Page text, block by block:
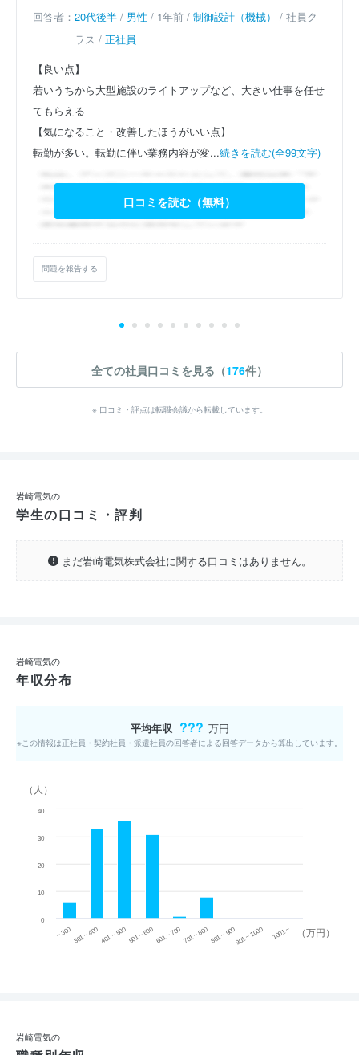
回答者： 20代後半 / 男性 / 1年前 / 制御設計（機械）
/ 社員ク
ラス / 正社員
【良い点】
若いうちから大型施設のライトアップなど、大きい仕事を任せ
てもらえる
【気になること・改善したほうがいい点】
転勤が多い。転勤に伴い業務内容が変...続きを読む(全99文字)
口コミを読む（無料）
問題を報告する
全ての社員口コミを見る（176件）
※ 口コミ・評点は転職会議から転載しています。
岩崎電気の
学生の口コミ・評判
まだ岩崎電気株式会社に関する口コミはありません。
岩崎電気の
年収分布
平均年収 ??? 万円
※この情報は正社員・契約社員・派遣社員の回答者による回答データから算出しています。
（万円）
（人）
~ 300 301 ~ 400 401 ~ 500501 ~ 600601 ~ 700701 ~ 800801 ~ 900901 ~ 1000 1001 ~
0
10
20
30
40
岩崎電気の